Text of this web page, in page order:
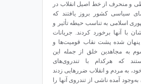
و منحرف از خط اصیل انقلاب در
سیاسی کشور بروز یافتند که
اسلامی به تناسب حیطه تأثیر و
با آنها برخورد کردند. جریانات
شده پشت نقاب قومیت‌ها و
به مجاهدین خلق از جمله این
که هرکدام با تندروی‌های
به مردم و انقلاب ضررهایی زدند
آمده ناشی از تندروی آنها را